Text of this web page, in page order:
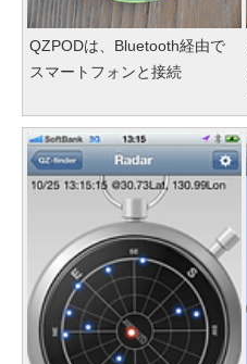
QZPODは、Bluetooth経由で
スマートフォンと接続